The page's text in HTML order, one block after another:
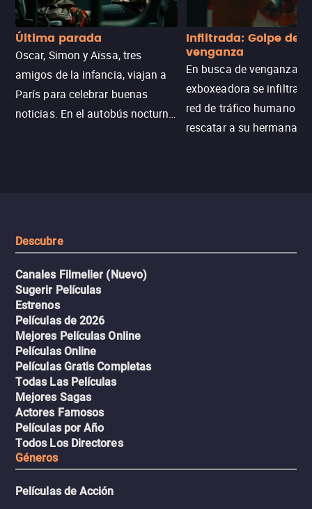
Última parada
Oscar, Simon y Aïssa, tres
amigos de la infancia, viajan a
París para celebrar buenas
noticias. En el autobús nocturno
Infiltrada: Golpe de
venganza
En busca de venganza,
exboxeadora se infiltra
red de tráfico humano
rescatar a su hermana
Descubre
Canales Filmelier (Nuevo)
Sugerir Películas
Estrenos
Películas de 2026
Mejores Películas Online
Películas Online
Películas Gratis Completas
Todas Las Películas
Mejores Sagas
Actores Famosos
Películas por Año
Todos Los Directores
Géneros
Películas de Acción